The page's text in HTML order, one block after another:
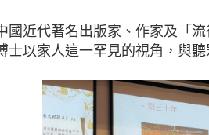
國近代著名出版家、作家及「
士以家人這一罕見的視角，與